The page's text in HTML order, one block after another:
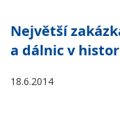
Největší
a dálnic v
18.6.2014